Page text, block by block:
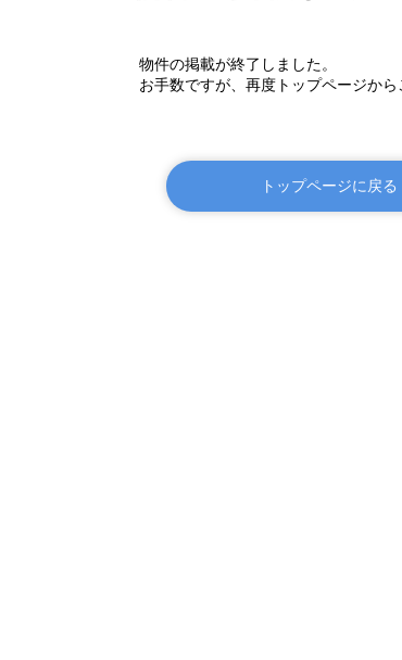
物件の掲載が終了しました。
お手数ですが、再度トップページから
トップページに戻る